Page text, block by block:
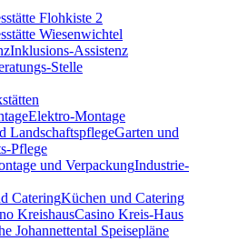
Flohkiste 2
Wiesenwichtel
Inklusions-Assistenz
Stelle
Elektro-Montage
LandschaftspflegeGarten und
Pflege
und VerpackungIndustrie-
CateringKüchen und Catering
KreishausCasino Kreis-Haus
Johannettental Speisepläne